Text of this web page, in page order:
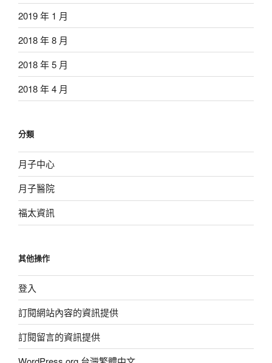
2019 年 1 月
2018 年 8 月
2018 年 5 月
2018 年 4 月
分類
月子中心
月子醫院
福太資訊
其他操作
登入
訂閱網站內容的資訊提供
訂閱留言的資訊提供